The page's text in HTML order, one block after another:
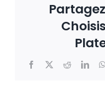
Facebook
X Reddit